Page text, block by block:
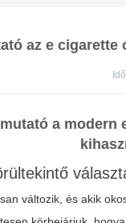
az e
a
változik, és akik